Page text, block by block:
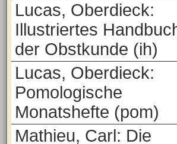
Lucas, Oberdieck:
Illustriertes
der Obstkunde (ih)
Lucas, Oberdieck:
Pomologische
Monatshefte (pom)
Mathieu, Carl: Die